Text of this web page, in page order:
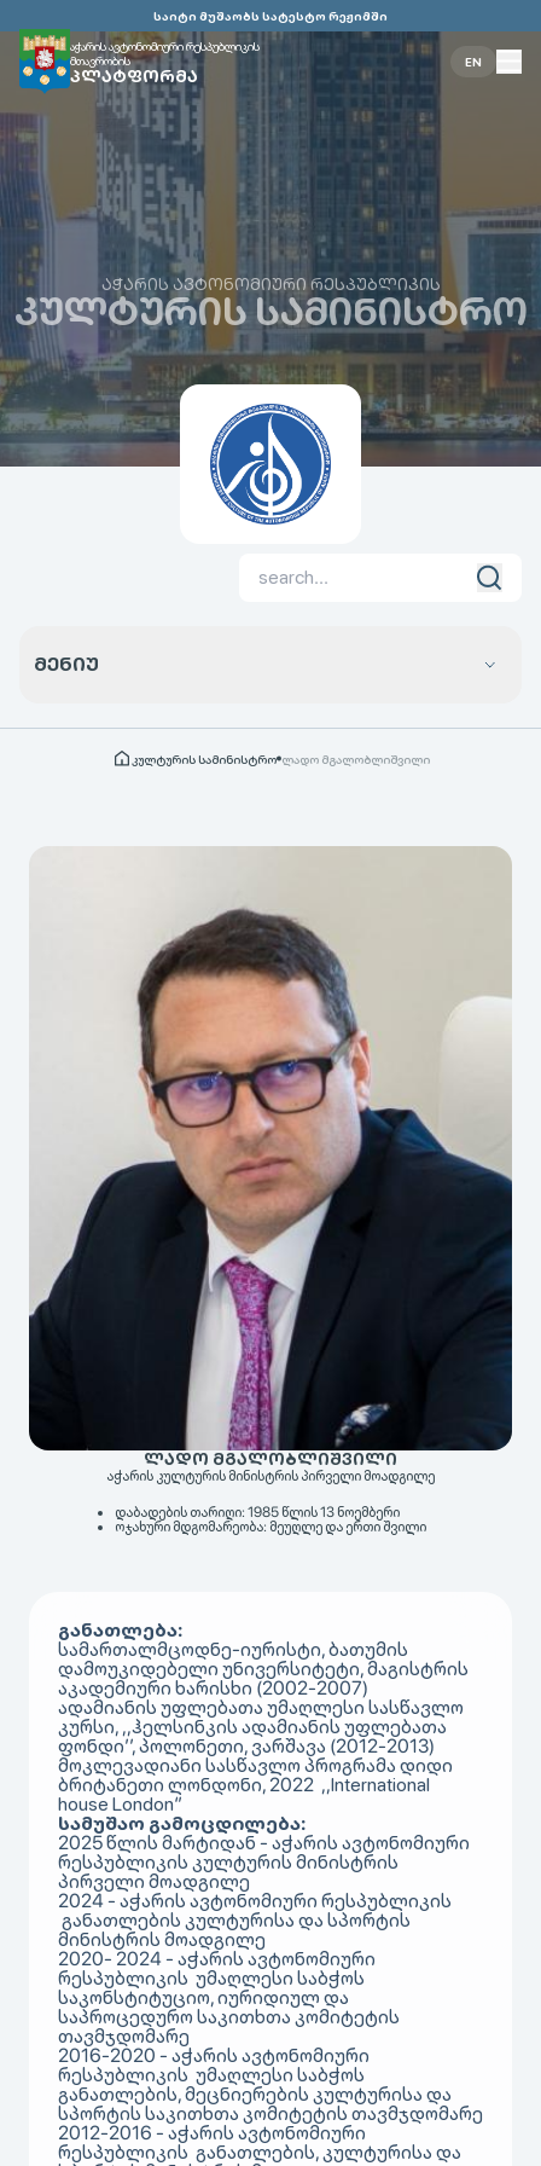
საიტი მუშაობს სატესტო რეჟიმში
აჭარის ავტონომიური რესპუბლიკის
მთავრობის
ᲞᲚᲐᲢᲤᲝᲠᲛᲐ
EN
ᲐᲭᲐᲠᲘᲡ ᲐᲕᲢᲝᲜᲝᲛᲘᲣᲠᲘ ᲠᲔᲡᲞᲣᲑᲚᲘᲙᲘᲡ
ᲙᲣᲚᲢᲣᲠᲘᲡ ᲡᲐᲛᲘᲜᲘᲡᲢᲠᲝ
ᲛᲔᲜᲘᲣ
კულტურის სამინისტრო ლადო მგალობლიშვილი
ᲚᲐᲓᲝ ᲛᲒᲐᲚᲝᲑᲚᲘᲨᲕᲘᲚᲘ
აჭარის კულტურის მინისტრის პირველი მოადგილე
დაბადების თარიღი: 1985 წლის 13 ნოემბერი
ოჯახური მდგომარეობა: მეუღლე და ერთი შვილი
განათლება:
სამართალმცოდნე-იურისტი, ბათუმის
დამოუკიდებელი უნივერსიტეტი, მაგისტრის
აკადემიური ხარისხი (2002-2007)
ადამიანის უფლებათა უმაღლესი სასწავლო
კურსი, ,,ჰელსინკის ადამიანის უფლებათა
ფონდი’’, პოლონეთი, ვარშავა (2012-2013)
მოკლევადიანი სასწავლო პროგრამა დიდი
ბრიტანეთი ლონდონი, 2022 ,,International
house London‘’
სამუშაო გამოცდილება:
2025 წლის მარტიდან - აჭარის ავტონომიური
რესპუბლიკის კულტურის მინისტრის
პირველი მოადგილე
2024 - აჭარის ავტონომიური რესპუბლიკის
განათლების კულტურისა და სპორტის
მინისტრის მოადგილე
2020- 2024 - აჭარის ავტონომიური
რესპუბლიკის უმაღლესი საბჭოს
საკონსტიტუციო, იურიდიულ და
საპროცედურო საკითხთა კომიტეტის
თავმჯდომარე
2016-2020 - აჭარის ავტონომიური
რესპუბლიკის უმაღლესი საბჭოს
განათლების, მეცნიერების კულტურისა და
სპორტის საკითხთა კომიტეტის თავმჯდომარე
2012-2016 - აჭარის ავტონომიური
რესპუბლიკის განათლების, კულტურისა და